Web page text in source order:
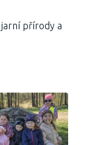
přírody a